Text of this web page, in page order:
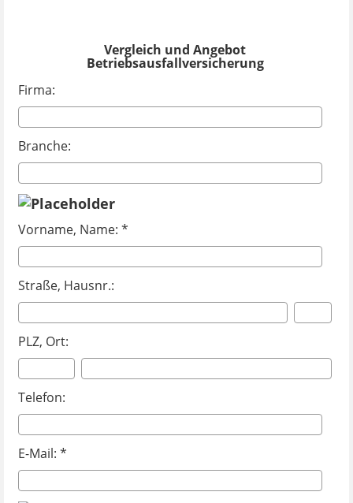
Vergleich und Angebot
Betriebsausfallversicherung
Firma:
Branche:
Vorname, Name: *
Straße, Hausnr.:
PLZ, Ort:
Telefon:
E-Mail: *